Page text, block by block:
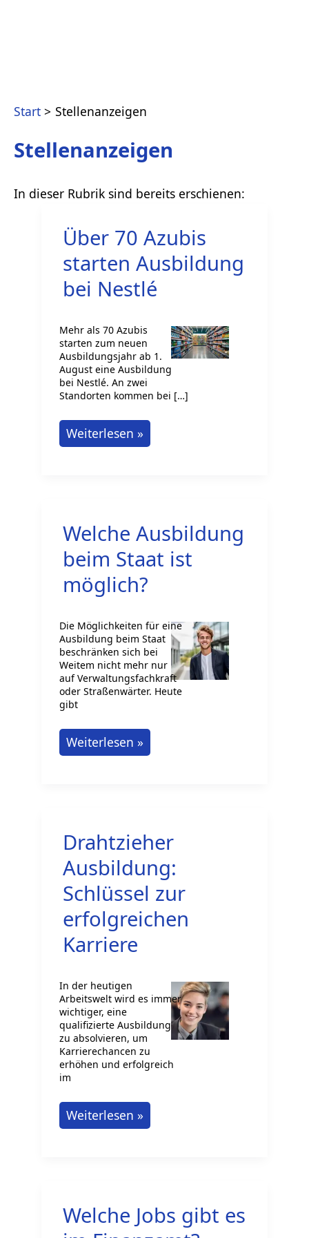
Start Stellenanzeigen
Stellenanzeigen
Über 70 Azubis
starten Ausbildung
bei Nestlé
Mehr als 70 Azubis
starten zum neuen
Ausbildungsjahr ab 1.
August eine Ausbildung
bei Nestlé. An zwei
Standorten kommen bei […]
Über
70
bei
Nestlé
Weiterlesen »
Welche Ausbildung
beim Staat ist
möglich?
Die Möglichkeiten für eine
Ausbildung beim Staat
beschränken sich bei
Weitem nicht mehr nur
auf Verwaltungsfachkraft
oder Straßenwärter. Heute
gibt
Welche
Ausbildung
möglich?
Weiterlesen »
Drahtzieher
Ausbildung:
Schlüssel zur
erfolgreichen
Karriere
In der heutigen
Arbeitswelt wird es immer
wichtiger, eine
qualifizierte Ausbildung
zu absolvieren, um
Karrierechancen zu
erhöhen und erfolgreich
im
Drahtzieher
Ausbildung:
Karriere
Weiterlesen »
Welche Jobs gibt es